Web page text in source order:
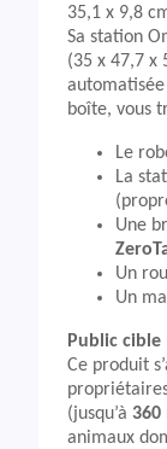
35,1 x 9,8
Sa station
(35 x 47,7 x
boîte, vous
Le
La
Une
Un
Un
Public cible
Ce produit
(jusqu’à 360
animaux